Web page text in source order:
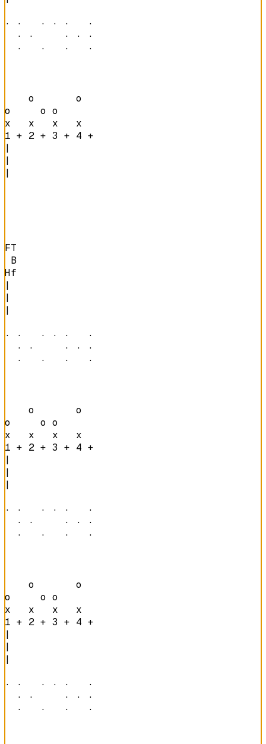
· ·   · · ·   ·
  · ·     · · ·
  ·   ·   ·   ·
    o       o
o     o o
x   x   x   x
1 + 2 + 3 + 4 +
|
|
|
FT
B
Hf
|
|
|
· ·   · · ·   ·
  · ·     · · ·
  ·   ·   ·   ·
    o       o
o     o o
x   x   x   x
1 + 2 + 3 + 4 +
|
|
|
· ·   · · ·   ·
  · ·     · · ·
  ·   ·   ·   ·
    o       o
o     o o
x   x   x   x
1 + 2 + 3 + 4 +
|
|
|
· ·   · · ·   ·
  · ·     · · ·
  ·   ·   ·   ·